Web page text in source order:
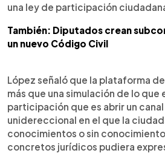
una ley de participación
También: Diputados crean
un nuevo Código Civil
López señaló que la plataforma
más que una simulación de lo
participación que es abrir un
unidereccional en el que la
conocimientos o sin
concretos jurídicos pudiera